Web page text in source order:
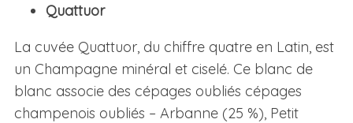
Quattuor
La cuvée Quattuor, du chiffre quatre en Latin, est
un Champagne minéral et ciselé. Ce blanc de
blanc associe des cépages oubliés cépages
champenois oubliés – Arbanne (25 %), Petit
h
o
r
: